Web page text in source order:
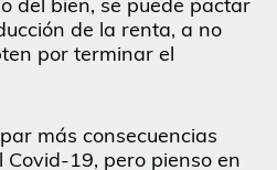
del bien, se puede pactar
de la renta, a no
por terminar el
más consecuencias
19, pero pienso en